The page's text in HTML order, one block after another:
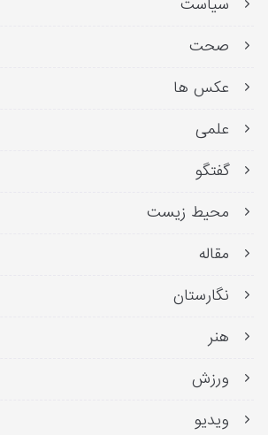
صحت
عکس ها
علمی
گفتگو
محیط زیست
مقاله
نگارستان
هنر
ورزش
ویدیو